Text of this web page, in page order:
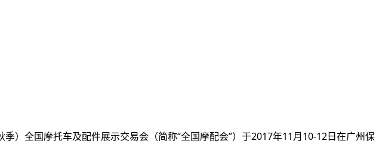
全国摩托车及配件展示交易会（简称“全国摩配会”）于2017年11月10-12日在广州保